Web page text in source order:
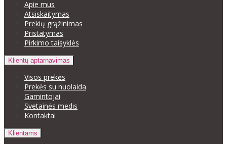
Apie mus
Atsiskaitymas
Prekių grąžinimas
Pristatymas
Pirkimo taisyklės
Klientų aptarnavimas
Visos prekės
Prekės su nuolaida
Gamintojai
Svetainės medis
Kontaktai
Klientams